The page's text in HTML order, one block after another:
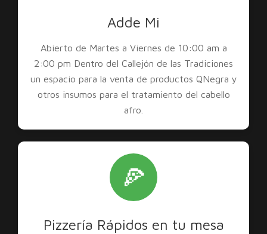
Adde Mi
Abierto de Martes a Viernes de 10:00 am a
2:00 pm Dentro del Callejón de las Tradiciones
un espacio para la venta de productos QNegra y
otros insumos para el tratamiento del cabello
afro.
🍕
Pizzería Rápidos en tu mesa